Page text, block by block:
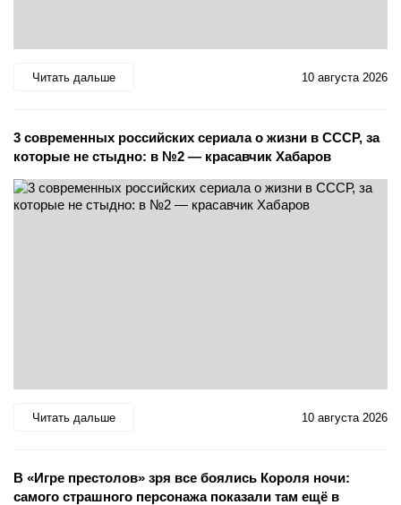
Читать дальше 10 августа 2026
3 современных российских сериала о жизни в СССР, за
которые не стыдно: в №2 — красавчик Хабаров
Читать дальше 10 августа 2026
В «Игре престолов» зря все боялись Короля ночи:
самого страшного персонажа показали там ещё в